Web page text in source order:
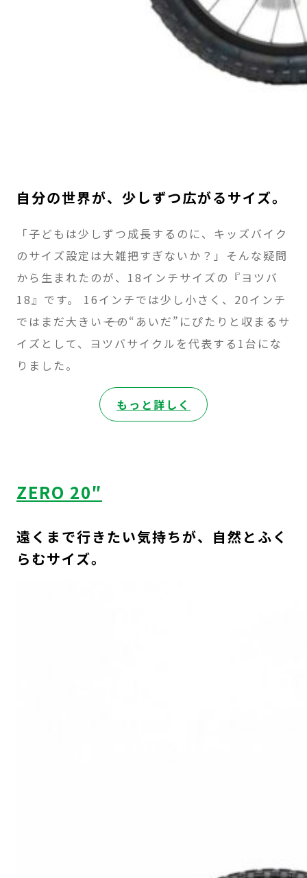
自分の世界が、少しずつ広がるサイズ。
「子どもは少しずつ成長するのに、キッズバイク
のサイズ設定は大雑把すぎないか？」そんな疑問
から生まれたのが、18インチサイズの『ヨツバ
18』です。 16インチでは少し小さく、20インチ
ではまだ大きい――その“あいだ”にぴたりと収まるサ
イズとして、ヨツバサイクルを代表する1台にな
りました。
もっと詳しく
ZERO
ZERO 20″
遠くまで行きたい気持ちが、自然とふく
らむサイズ。